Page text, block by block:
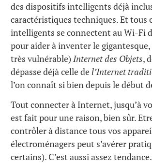
des dispositifs intelligents déjà
caractéristiques techniques. Et tous
intelligents se connectent au Wi-Fi
pour aider à inventer le
très vulnérable)Internet des Objets,
dépasse déjà celle del’Internet
l’on connaît si bien depuis le début
Tout connecter à Internet, jusqu’à
est fait pour une raison, bien sûr.
contrôler à distance tous vos
électroménagers peut s’avérer
certains). C’est aussi assez